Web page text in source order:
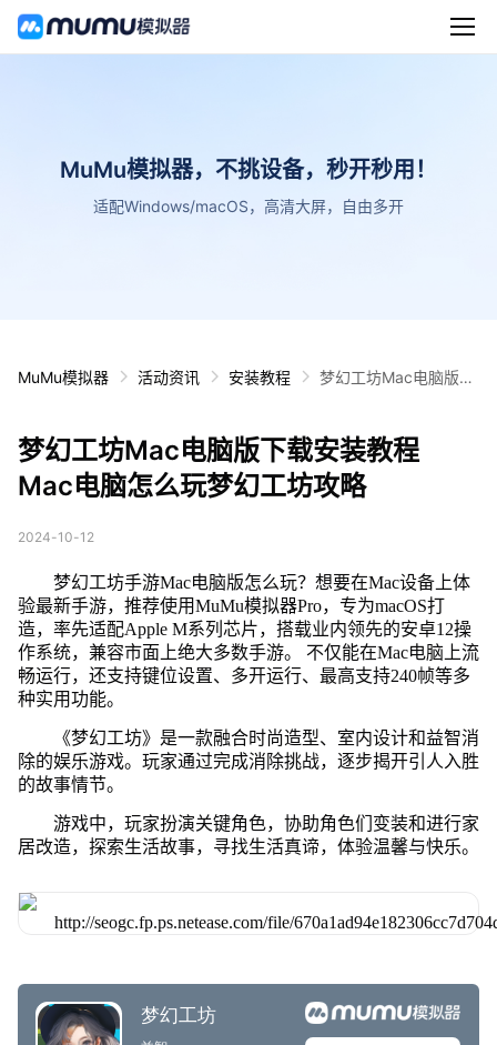
MuMu模拟器，不挑设备，秒开秒用！
适配Windows/macOS，高清大屏，自由多开
MuMu模拟器 活动资讯 安装教程
梦幻工坊Mac电脑版下
梦幻工坊Mac电脑版下载安装教程
Mac电脑怎么玩梦幻工坊攻略
2024-10-12
梦幻工坊手游Mac电脑版怎么玩？想要在Mac设备上体
验最新手游，推荐使用MuMu模拟器Pro，专为macOS打
造，率先适配Apple M系列芯片，搭载业内领先的安卓12操
作系统，兼容市面上绝大多数手游。 不仅能在Mac电脑上流
畅运行，还支持键位设置、多开运行、最高支持240帧等多
种实用功能。
《梦幻工坊》是一款融合时尚造型、室内设计和益智消
除的娱乐游戏。玩家通过完成消除挑战，逐步揭开引人入胜
的故事情节。
游戏中，玩家扮演关键角色，协助角色们变装和进行家
居改造，探索生活故事，寻找生活真谛，体验温馨与快乐。